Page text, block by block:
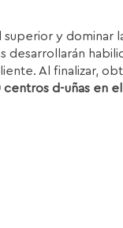
y dominar
Al finalizar,
centros d-uñas en